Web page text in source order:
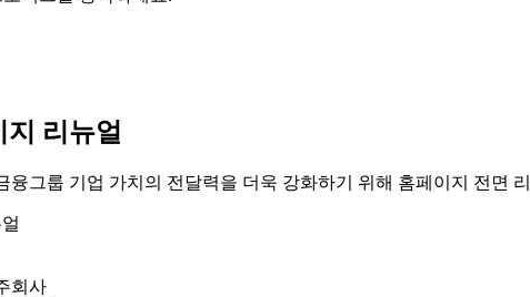
리뉴얼
융그룹 기업 가치의 전달력을 더욱 강화하기 위해 홈페이지 전면
회사